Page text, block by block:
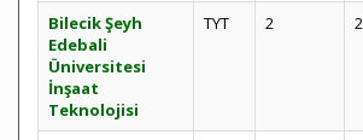
Bilecik Şeyh
Edebali
Üniversitesi
İnşaat
Teknolojisi
TYT 2